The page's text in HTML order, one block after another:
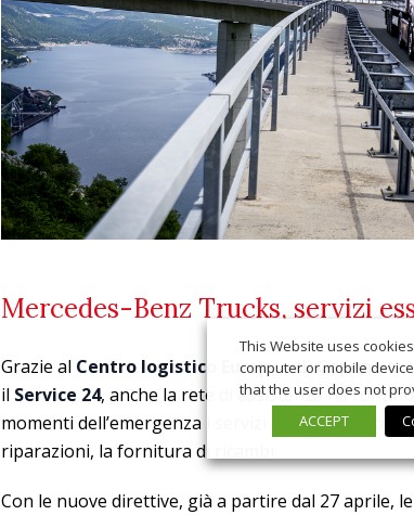
Mercedes-Benz Trucks, servizi
Grazie al Centro logistico Europeo di Capenae il
il Service 24, anche la rete di assistenza ha
momenti dell’emergenza i servizi essenziali di
riparazioni, la fornitura di ricambi.
Con le nuove direttive, già a partire dal 27 aprile,
This Website uses
computer or mobile
that the user does not
ACCEPT